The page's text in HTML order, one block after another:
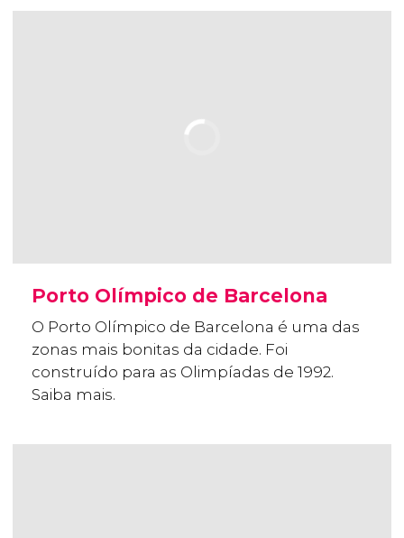
Porto Olímpico de Barcelona
O Porto Olímpico de Barcelona é uma das
zonas mais bonitas da cidade. Foi
construído para as Olimpíadas de 1992.
Saiba mais.